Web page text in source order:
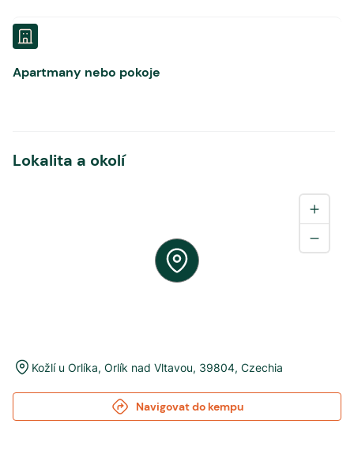
Apartmany nebo pokoje
Lokalita a okolí
Kožlí u Orlíka, Orlík nad Vltavou, 39804, Czechia
Navigovat do kempu